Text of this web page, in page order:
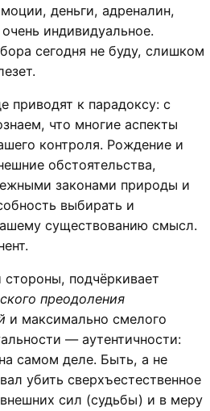
деньги, адреналин,
индивидуальное.
сегодня не буду, слишком
приводят к парадоксу: с
что многие аспекты
контроля. Рождение и
обстоятельства,
законами природы и
выбирать и
существованию смысл.
подчёркивает
преодоления
и максимально смелого
— аутентичности:
самом деле. Быть, а не
убить сверхъестественное
сил (судьбы) и в меру